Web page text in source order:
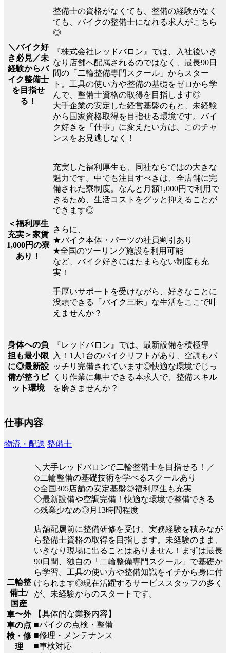
＼バイク好
き必見／未
経験からバ
イク整備士
を目指せ
る！
整備士の資格がなくても、整備の経験がなく
ても、バイクの整備士になれる求人がこちら
◎
『株式会社レッドバロン』では、入社後いき
なり店舗へ配属されるのではなく、最長90日
間の「二輪整備専門スクール」からスター
ト。工具の使い方や整備の基礎をゼロから学
んで、整備士資格の取得を目指します◎
大手企業の安定した経営基盤のもと、未経験
から国家資格取得を目指せる環境です。バイ
ク好きを「仕事」に変えたい方は、このチャ
ンスをお見逃しなく！
＜福利厚生
充実＞家賃
1,000円の寮
あり！
充実した福利厚生も、同社ならではの大きな
魅力です。中でも注目すべきは、全店舗に完
備された寮制度。なんと月額1,000円で利用で
きるため、生活コストをグッと抑えることが
できます◎
さらに、
★バイク本体・パーツの社員割引あり
★全国のツーリング施設を利用可能
など、バイク好きにはたまらない制度も充
実！
手厚いサポートを受けながら、好きなことに
没頭できる「バイク三昧」な生活をここで叶
えませんか？
身体への負
担も最小限
に◎最新設
備が整うピ
ット環境
『レッドバロン』では、最新設備を積極導
入！1人1台のバイクリフトがあり、空調もバ
ッチリ完備されています◎快適な環境でじっ
くり作業に集中できる本求人で、整備スキル
を磨きませんか？
仕事内容
物流・配送 整備士
二輪整
備士/
国産
車〜外
車の点
検・修
理
＼大手レッドバロンで二輪整備士を目指せる！／
◇二輪整備の基礎技術を学べるスクールあり
◇全国305店舗の安定基盤◎福利厚生も充実
◇最新設備や空調完備！快適な環境で整備できる
◇残業少なめ◎月13時間程度
店舗配属前に整備研修を受け、実務経験を積みなが
ら整備士資格の取得を目指します。未経験のまま、
いきなり現場に出ることはありません！まずは最長
90日間、独自の「二輪整備専門スクール」で基礎か
ら学習。工具の使い方や整備知識をイチから身に付
けられます◎現在活躍するサービススタッフの多く
が、未経験からのスタートです。
【具体的な業務内容】
■バイクの点検・整備
■修理・メンテナンス
■車検対応